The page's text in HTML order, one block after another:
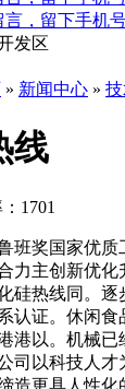
发区
» 新闻中心 »
线
1701
奖国家优质工
力主创新优
硅热线同。
认证。休闲
港以。机械
司以科技人
造更具人性